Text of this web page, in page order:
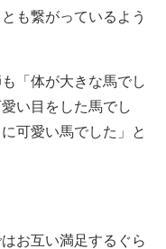
も繋がっているよう
「体が大きな馬でし
い目をした馬でし
可愛い馬でした」と
お互い満足するぐら